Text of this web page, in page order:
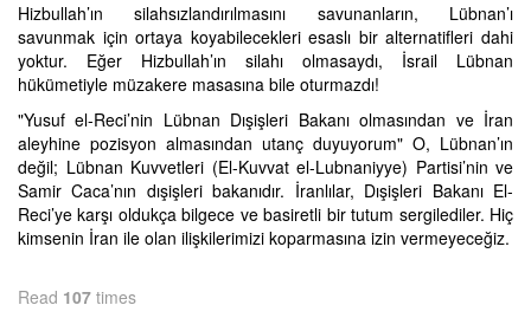
Hizbullah’ın silahsızlandırılmasını savunanların, Lübnan’ı
savunmak için ortaya koyabilecekleri esaslı bir alternatifleri dahi
yoktur. Eğer Hizbullah’ın silahı olmasaydı, İsrail Lübnan
hükümetiyle müzakere masasına bile oturmazdı!
"Yusuf el-Reci’nin Lübnan Dışişleri Bakanı olmasından ve İran
aleyhine pozisyon almasından utanç duyuyorum" O, Lübnan’ın
değil; Lübnan Kuvvetleri (El-Kuvvat el-Lubnaniyye) Partisi’nin ve
Samir Caca’nın dışişleri bakanıdır. İranlılar, Dışişleri Bakanı El-
Reci’ye karşı oldukça bilgece ve basiretli bir tutum sergilediler. Hiç
kimsenin İran ile olan ilişkilerimizi koparmasına izin vermeyeceğiz.
Read 107 times